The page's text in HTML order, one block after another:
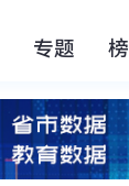
专题